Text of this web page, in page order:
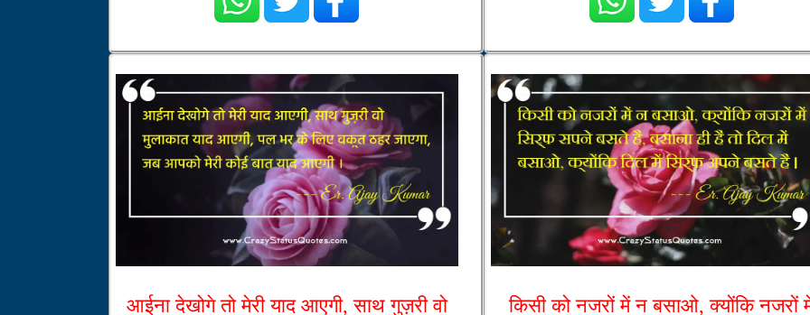
आईना देखोगे तो मेरी याद आएगी, साथ गुज़री वो किसी को नजरों में न बसाओ, क्योंकि नजरों